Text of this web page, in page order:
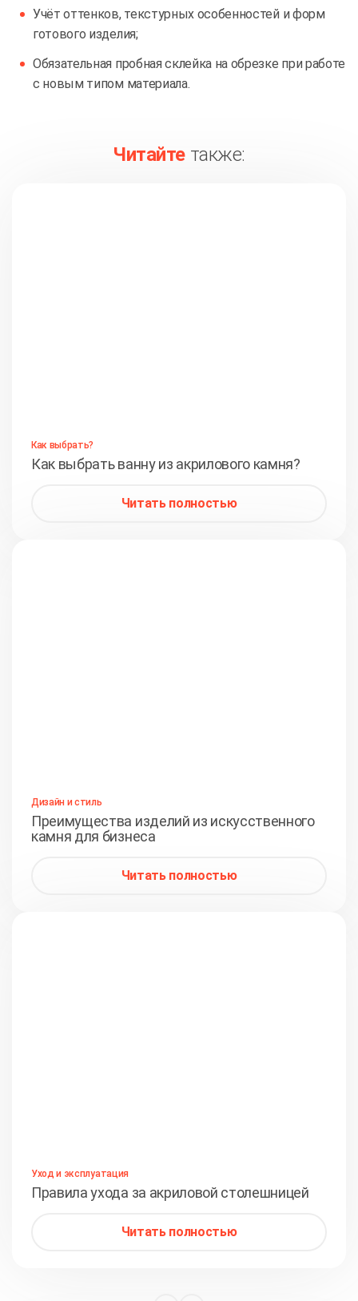
Учёт оттенков, текстурных особенностей и форм
готового изделия;
Обязательная пробная склейка на обрезке при работе
с новым типом материала.
Читайте также:
Как выбрать?
Как выбрать ванну из акрилового камня?
Читать полностью
Дизайн и стиль
Преимущества изделий из искусственного
камня для бизнеса
Читать полностью
Уход и эксплуатация
Правила ухода за акриловой столешницей
Читать полностью